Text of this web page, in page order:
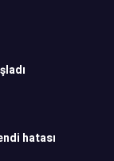
hatası